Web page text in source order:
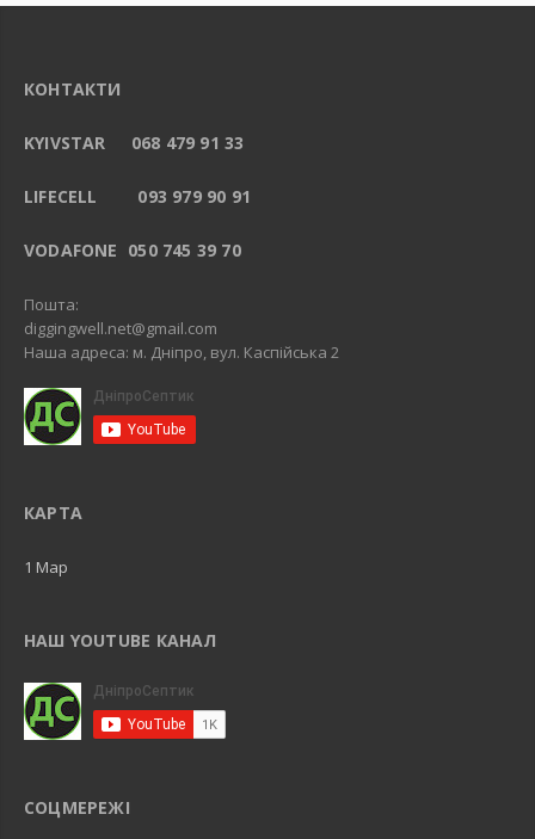
КОНТАКТИ
KYIVSTAR 068 479 91 33
LIFECELL 093 979 90 91
VODAFONE 050 745 39 70
Пошта:
diggingwell.net@gmail.com
Наша адреса: м. Дніпро, вул. Каспійська 2
КАРТА
1 Map
НАШ YOUTUBE КАНАЛ
СОЦМЕРЕЖІ